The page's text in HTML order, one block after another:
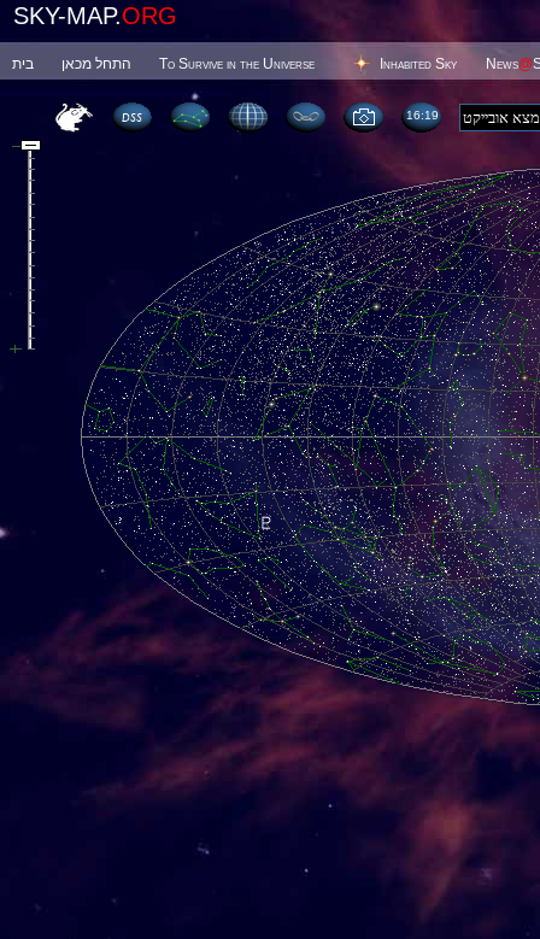
SKY-MAP.ORG
בית התחל מכאן To Survive in the Universe Inhabited Sky News@
16 19